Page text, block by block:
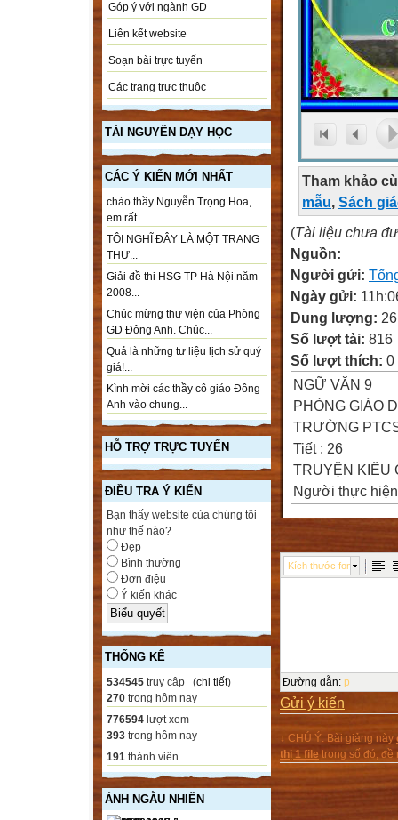
Góp ý với ngành GD
Liên kết website
Soạn bài trực tuyến
Các trang trực thuộc
TÀI NGUYÊN DẠY HỌC
CÁC Ý KIẾN MỚI NHẤT
chào thầy Nguyễn Trọng Hoa,
em rất...
TÔI NGHĨ ĐÂY LÀ MỘT TRANG
THƯ...
Giải đề thi HSG TP Hà Nội năm
2008...
Chúc mừng thư viện của Phòng
GD Đông Anh. Chúc...
Quả là những tư liệu lịch sử quý
giá!...
Kình mời các thầy cô giáo Đông
Anh vào chung...
HỖ TRỢ TRỰC TUYẾN
ĐIỀU TRA Ý KIẾN
Bạn thấy website của chúng tôi
như thế nào?
Đẹp
Bình thường
Đơn điệu
Ý kiến khác
THỐNG KÊ
534545 truy cập (chi tiết)
270 trong hôm nay
776594 lượt xem
393 trong hôm nay
191 thành viên
ẢNH NGẪU NHIÊN
Tham khảo
mẫu, Sách
(Tài liệu chưa
Nguồn:
Người gửi:
Ngày gửi:
Dung lượng:
Số lượt tải: 816
Số lượt thích: 0
NGỮ VĂN 9
PHÒNG GIÁO
TRƯỜNG
Tiết : 26
TRUYỆN KIỀU
Người thực
Nhiệt liệt chào
quí thầy cô
cùng các em
Nguyễn Huệ là
Kích thước font
Đường dẫn: p
Gửi ý kiến
↓ CHÚ Ý: Bài giảng này
thị 1 file trong số đó, đề